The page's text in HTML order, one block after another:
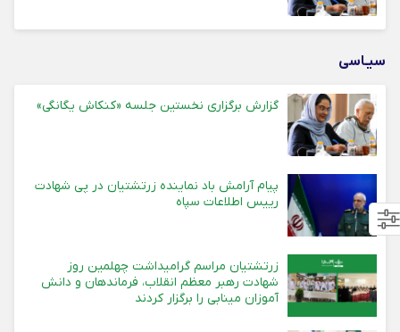
سیـاسی
گزارش برگزاری نخستین جلسه «کنکاش یگانگی»
پیام آرامش باد نماینده زرتشتیان در پی شهادت
رییس اطلاعات سپاه
زرتشتیان مراسم گرامیداشت چهلمین روز
شهادت رهبر معظم انقلاب، فرماندهان و دانش
آموزان مینابی را برگزار کردند